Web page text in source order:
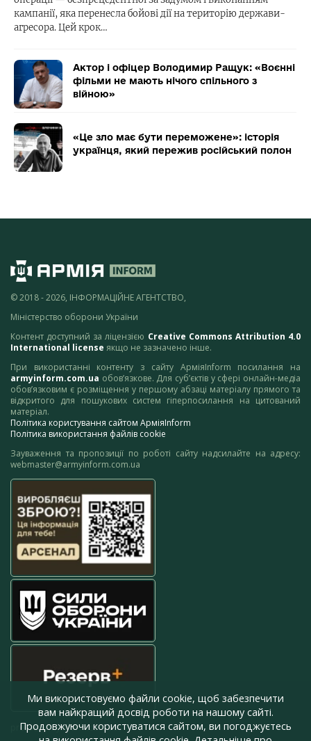
кампанії, яка перенесла бойові дії на територію держави-
агресора. Цей крок…
Актор і офіцер Володимир Ращук: «Воєнні
фільми не мають нічого спільного з
війною»
«Це зло має бути переможене»: історія
українця, який пережив російський полон
© 2018 - 2026, ІНФОРМАЦІЙНЕ АГЕНТСТВО,
Міністерство оборони України
Контент доступний за ліцензією Creative Commons Attribution 4.0
International license якщо не зазначено інше.
При використанні контенту з сайту АрміяInform посилання на
armyinform.com.ua обов’язкове. Для суб’єктів у сфері онлайн-медіа
обов’язковим є розміщення у першому абзаці матеріалу прямого та
відкритого для пошукових систем гіперпосилання на цитований
матеріал.
Політика користування сайтом АрміяInform
Політика використання файлів cookie
Зауваження та пропозиції по роботі сайту надсилайте на адресу:
webmaster@armyinform.com.ua
press@armyinform.com.ua
Ми використовуємо файли cookie, щоб забезпечити
вам найкращий досвід роботи на нашому сайті.
Продовжуючи користуватися сайтом, ви погоджуєтесь